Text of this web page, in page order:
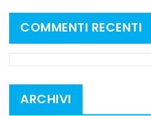
COMMENTI RECENTI
ARCHIVI